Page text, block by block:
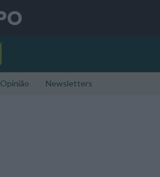
Opinião Newsletters